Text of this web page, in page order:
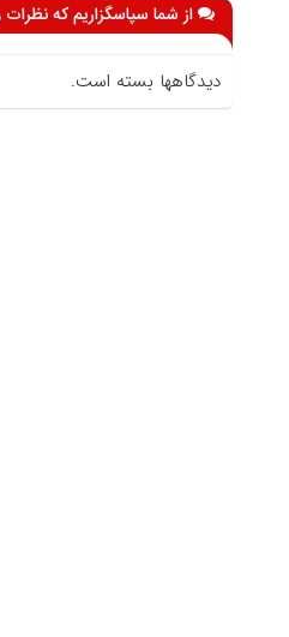
از شما سپاسگزاریم که
دیدگاهها بسته است.